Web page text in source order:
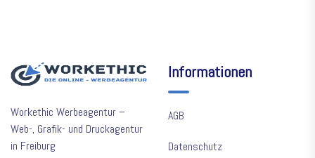
Workethic Werbeagentur –
Web-, Grafik- und Druckagentur
in Freiburg
Informationen
AGB
Datenschutz